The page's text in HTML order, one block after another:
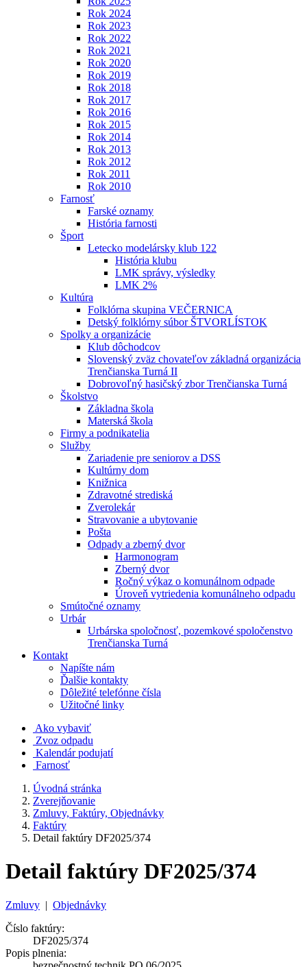
Rok 2024
Rok 2023
Rok 2022
Rok 2021
Rok 2020
Rok 2019
Rok 2018
Rok 2017
Rok 2016
Rok 2015
Rok 2014
Rok 2013
Rok 2012
Rok 2011
Rok 2010
Farnosť
Farské oznamy
História farnosti
Šport
Letecko modelársky klub 122
História klubu
LMK správy, výsledky
LMK 2%
Kultúra
Folklórna skupina VEČERNICA
Detský folklórny súbor ŠTVORLÍSTOK
Spolky a organizácie
Klub dôchodcov
Slovenský zväz chovateľov základná organizácia
Trenčianska Turná II
Dobrovoľný hasičský zbor Trenčianska Turná
Školstvo
Základna škola
Materská škola
Firmy a podnikatelia
Služby
Zariadenie pre seniorov a DSS
Kultúrny dom
Knižnica
Zdravotné strediská
Zverolekár
Stravovanie a ubytovanie
Pošta
Odpady a zberný dvor
Harmonogram
Zberný dvor
Ročný výkaz o komunálnom odpade
Úroveň vytriedenia komunálneho odpadu
Smútočné oznamy
Urbár
Urbárska spoločnosť, pozemkové spoločenstvo
Trenčianska Turná
Kontakt
Napíšte nám
Ďalšie kontakty
Dôležité telefónne čísla
Užitočné linky
Ako vybaviť
Zvoz odpadu
Kalendár podujatí
Farnosť
Úvodná stránka
Zverejňovanie
Zmluvy, Faktúry, Objednávky
Faktúry
Detail faktúry DF2025/374
Detail faktúry DF2025/374
Zmluvy | Objednávky
Číslo faktúry:
DF2025/374
Popis plnenia: